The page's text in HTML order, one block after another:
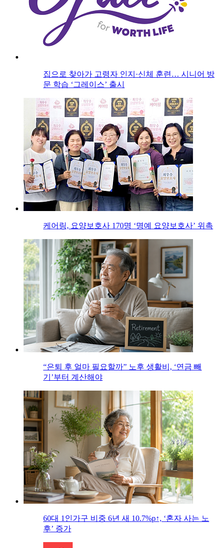
집으로 찾아가 고령자 인지·신체 훈련… 시니어 방
문 학습 ‘그레이스’ 출시
케어링, 요양보호사 170명 ‘명예 요양보호사’ 위촉
“은퇴 후 얼마 필요할까” 노후 생활비, ‘연금 빼
기’부터 계산해야
60대 1인가구 비중 6년 새 10.7%p↑, ‘혼자 사는 노
후’ 증가